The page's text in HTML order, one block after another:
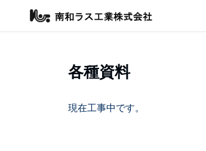
各種資料
現在工事中です。